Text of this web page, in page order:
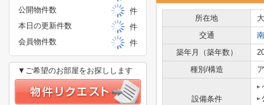
所在地
交通
築年月（築年数）
種別/構造
設備条件
公開物件数
件
本日の更新件数
件
会員物件数
件
▼ご希望のお部屋をお探しします